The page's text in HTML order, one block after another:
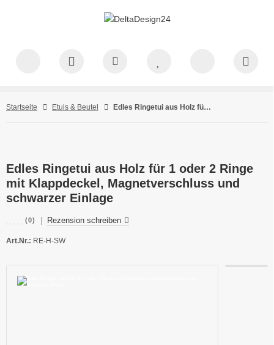
Startseite Etuis & Beutel Edles Ringetui aus Holz für 1 oder 2 Ringe mit Klappdeckel, Magnetverschluss und schwarzer Einlage
Edles Ringetui aus Holz für 1 oder 2 Ringe
mit Klappdeckel, Magnetverschluss und
schwarzer Einlage
(0) Rezension schreiben
Art.Nr.: RE-H-SW